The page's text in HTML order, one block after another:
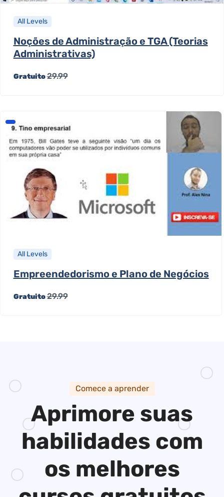
All Levels
Noções de Administração e TGA (Teorias
Administrativas)
Gratuito29.99
All Levels
Empreendedorismo e Plano de Negócios
Gratuito29.99
Comece a aprender
Aprimore suas
habilidades com
os melhores